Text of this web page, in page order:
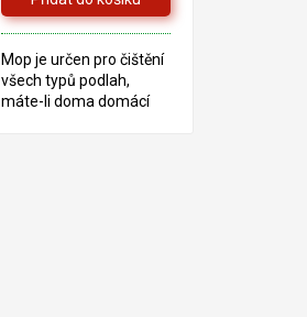
Mop je určen pro čištění
všech typů podlah,
máte-li doma domácí